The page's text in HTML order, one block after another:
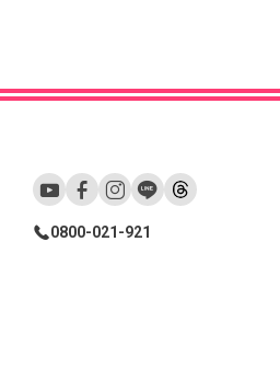
0800-021-921